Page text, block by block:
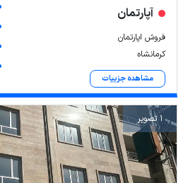
آپارتمان
فروش اپارتمان
کرمانشاه
مشاهده جزییات
1 تصویر